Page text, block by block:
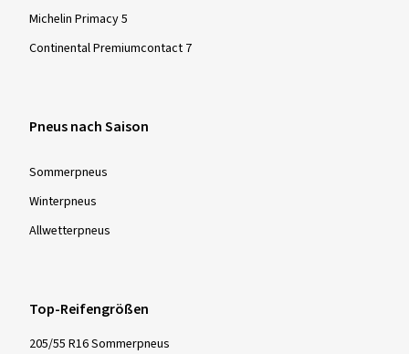
Michelin Primacy 5
Continental Premiumcontact 7
Pneus nach Saison
Sommer­pneus
Winter­pneus
Allwetter­pneus
Top-Reifengrößen
205/55 R16 Sommerpneus